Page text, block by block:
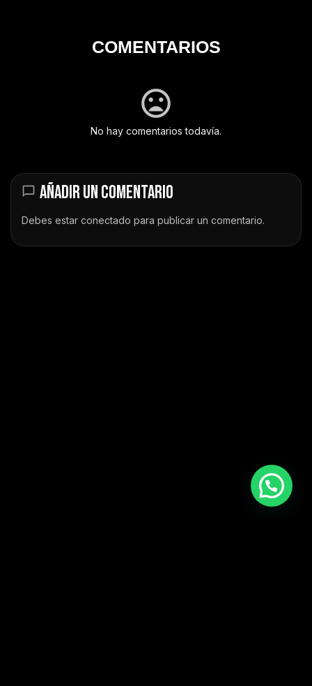
COMENTARIOS
No hay comentarios todavía.
AÑADIR UN COMENTARIO
Debes estar conectado para publicar un comentario.